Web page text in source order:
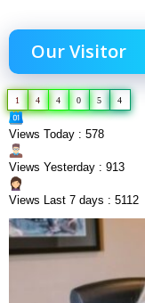
Our Visitor
1 4 4 0 5 4
Views Today : 578
Views Yesterday : 913
Views Last 7 days : 5112